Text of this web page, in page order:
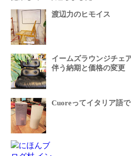
渡辺力のヒモイス
イームズラウンジチェ
伴う納期と価格の変更
Cuoreってイタリア語